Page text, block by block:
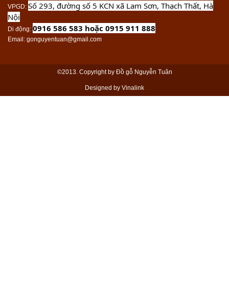
VPGD: Số 293, đường số 5 KCN xã Lam Sơn, Thạch Thất, Hà
Nội
Di động: 0916 586 583 hoặc 0915 911 888
Email : gonguyentuan@gmail.com
©2013. Copyright by Đồ gỗ Nguyễn Tuân
Designed by Vinalink